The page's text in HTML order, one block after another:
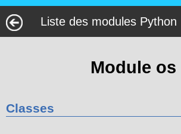
Liste des modules Python
Module os
Classes